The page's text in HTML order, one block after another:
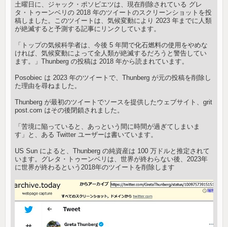
土曜日に、ジャック・ポソビエツは、現在削除されている グレ
タ・トゥーンベリの 2018 年のツイートのスクリーンショットを投
稿しました。このツイートは、気候変動により 2023 年までに人類
が絶滅すると予測する記事にリンクしています。
「トップの気候科学者は、今後 5 年間で化石燃料の使用をやめな
ければ、気候変動によって全人類が絶滅するだろうと警告してい
ます。」Thunberg の投稿は 2018 年から読まれています。
Posobiec は 2023 年のツイートで、Thunberg が元の投稿を削除し
た理由を尋ねました。
Thunberg が最初のツイートでソースを提供したウェブサイト、grit
post.com はその後閉鎖されました。
「苦境に陥っていると、あっという間に時間が過ぎてしまいま
す」と、ある Twitter ユーザーは書いています。
US Sun によると、Thunberg の純資産は 100 万ドルと推定されて
います。グレタ・トゥーンベリは、世界が終わらない後、2023年
に世界が終わるという2018年のツイートを削除します